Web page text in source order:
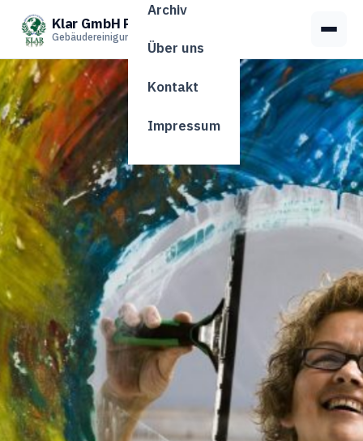
Klar GmbH Penzberg
Gebäudereinigung Penzberg Menü
Archiv
Über uns
Kontakt
Impressum